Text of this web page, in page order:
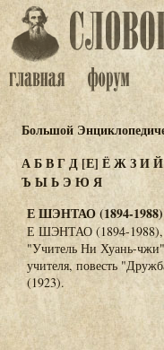
Большой
АБВГД[Е] ЁЖЗИЙ
Ъ ЫЬ ЭЮЯ
Е ШЭНТАО (1894-1988)
Е ШЭНТАО (1894-1988),
"Учитель Ни Хуань-
учителя, повесть
(1923).